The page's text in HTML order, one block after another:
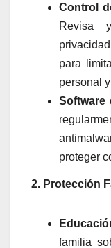
Control
Revisa
para
personal
Software
proteger
2. Protección
familia